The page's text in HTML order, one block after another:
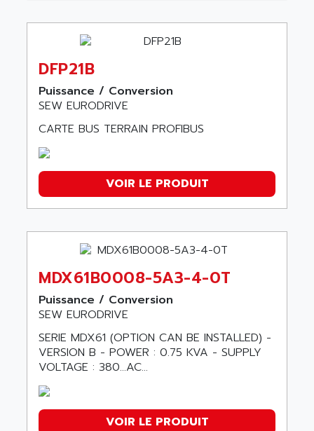
DFP21B
Puissance / Conversion
SEW EURODRIVE
CARTE BUS TERRAIN PROFIBUS
VOIR LE PRODUIT
MDX61B0008-5A3-4-0T
Puissance / Conversion
SEW EURODRIVE
SERIE MDX61 (OPTION CAN BE INSTALLED) -
VERSION B - POWER : 0.75 KVA - SUPPLY
VOLTAGE : 380…AC...
VOIR LE PRODUIT